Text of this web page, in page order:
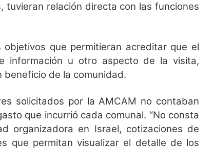
relación directa con las funciones
que permitieran acreditar que el
información u otro aspecto de la visita,
de la comunidad.
solicitados por la AMCAM no contaban
que incurrió cada comunal. “No consta
organizadora en Israel, cotizaciones de
que permitan visualizar el detalle de los